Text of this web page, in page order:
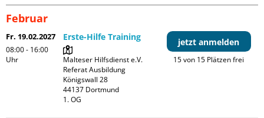
Februar
Fr. 19.02.2027
08:00 - 16:00
Uhr
Erste-Hilfe Training
Malteser Hilfsdienst e.V.
Referat Ausbildung
Königswall 28
44137 Dortmund
1. OG
jetzt anmelden
15 von 15 Plätzen frei